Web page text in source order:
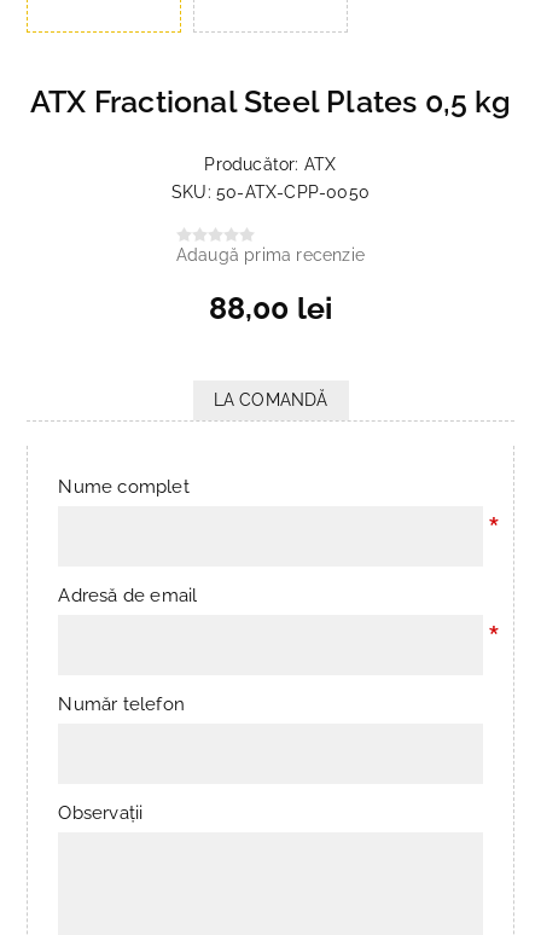
ATX Fractional Steel Plates 0,5 kg
Producător: ATX
SKU: 50-ATX-CPP-0050
Adaugă prima recenzie
88,00 lei
LA COMANDĂ
Nume complet
*
Adresă de email
*
Număr telefon
Observații